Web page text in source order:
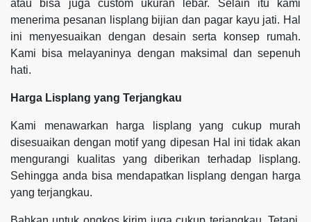
atau bisa juga custom ukuran lebar. Selain itu kami
menerima pesanan lisplang bijian dan pagar kayu jati. Hal
ini menyesuaikan dengan desain serta konsep rumah.
Kami bisa melayaninya dengan maksimal dan sepenuh
hati.
Harga Lisplang yang Terjangkau
Kami menawarkan harga lisplang yang cukup murah
disesuaikan dengan motif yang dipesan Hal ini tidak akan
mengurangi kualitas yang diberikan terhadap lisplang.
Sehingga anda bisa mendapatkan lisplang dengan harga
yang terjangkau.